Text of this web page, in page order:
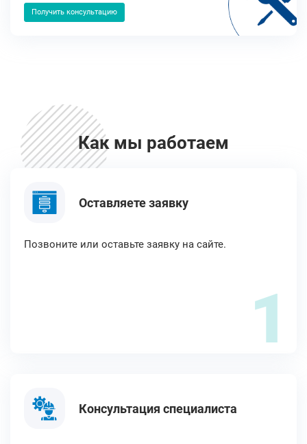
Получить консультацию
Как мы работаем
Оставляете заявку
Позвоните или оставьте заявку на сайте.
1
Консультация специалиста